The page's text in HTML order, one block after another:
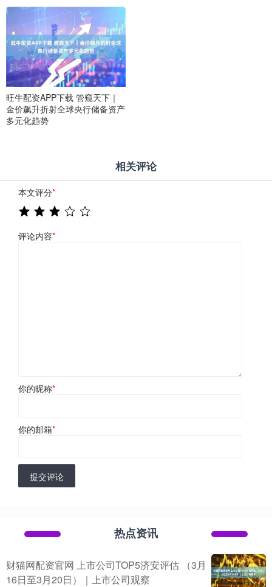
旺牛配资APP下载 管窥天下｜
金价飙升折射全球央行储备资产
多元化趋势
相关评论
本文评分*
评论内容*
你的昵称*
你的邮箱*
提交评论
热点资讯
财猫网配资官网 上市公司TOP5济安评估 （3月
16日至3月20日）｜上市公司观察